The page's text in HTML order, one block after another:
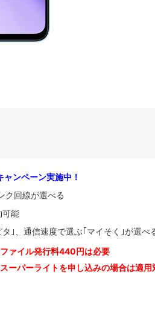
ンペーン実施中！
ク回線が選べる
可能
｣、通信速度で選ぶ｢マイそく｣が選べ
ァイル発行料440円は必要
ーパーライトを申し込みの場合は適用